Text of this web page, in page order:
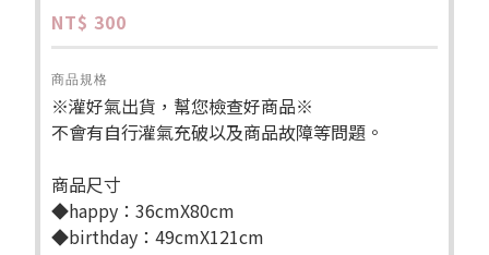
NT$ 300
商品規格
※灌好氣出貨，幫您檢查好商品※
不會有自行灌氣充破以及商品故障等問題。
商品尺寸
◆happy：36cmX80cm
◆birthday：49cmX121cm